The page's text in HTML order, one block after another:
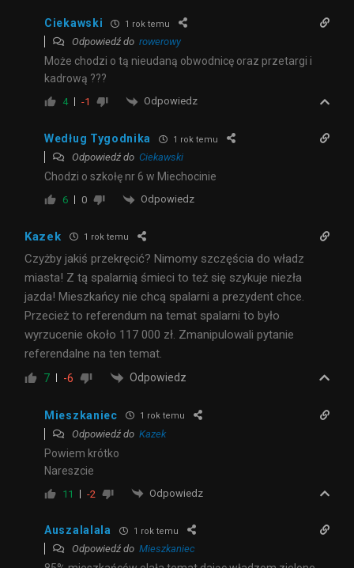
Ciekawski 1 rok temu
Odpowiedź do rowerowy
Może chodzi o tą nieudaną obwodnicę oraz przetargi i
kadrową ???
4 -1 Odpowiedz
Według Tygodnika 1 rok temu
Odpowiedź do Ciekawski
Chodzi o szkołę nr 6 w Miechocinie
6 0 Odpowiedz
Kazek 1 rok temu
Czyżby jakiś przekręcić? Nimomy szczęścia do władz
miasta! Z tą spalarnią śmieci to też się szykuje niezła
jazda! Mieszkańcy nie chcą spalarni a prezydent chce.
Przecież to referendum na temat spalarni to było
wyrzucenie około 117 000 zł. Zmanipulowali pytanie
referendalne na ten temat.
7 -6 Odpowiedz
Mieszkaniec 1 rok temu
Odpowiedź do Kazek
Powiem krótko
Nareszcie
11 -2 Odpowiedz
Auszalalala 1 rok temu
Odpowiedź do Mieszkaniec